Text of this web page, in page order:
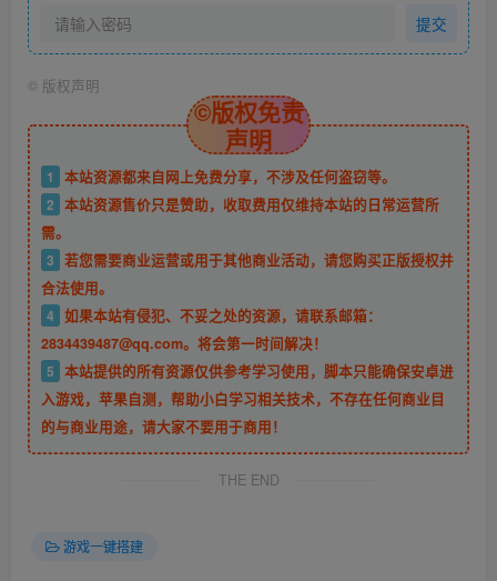
提交
© 版权声明
©版权免责
声明
1
本站资源都来自网上免费分享，不涉及任何盗窃等。
2 本站资源售价只是赞助，收取费用仅维持本站的日常运营所
需。
3 若您需要商业运营或用于其他商业活动，请您购买正版授权并
合法使用。
4 如果本站有侵犯、不妥之处的资源，请联系邮箱：
2834439487@qq.com。将会第一时间解决！
5 本站提供的所有资源仅供参考学习使用，脚本只能确保安卓进
入游戏，苹果自测，帮助小白学习相关技术，不存在任何商业目
的与商业用途，请大家不要用于商用！
THE END
游戏一键搭建